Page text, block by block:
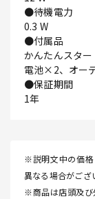
●待機電力
0.3 W
●付属品
かんたんスタ
電池×2、オー
●保証期間
1年
※説明文中の価格
異なる場合がござ
※商品は店頭及び